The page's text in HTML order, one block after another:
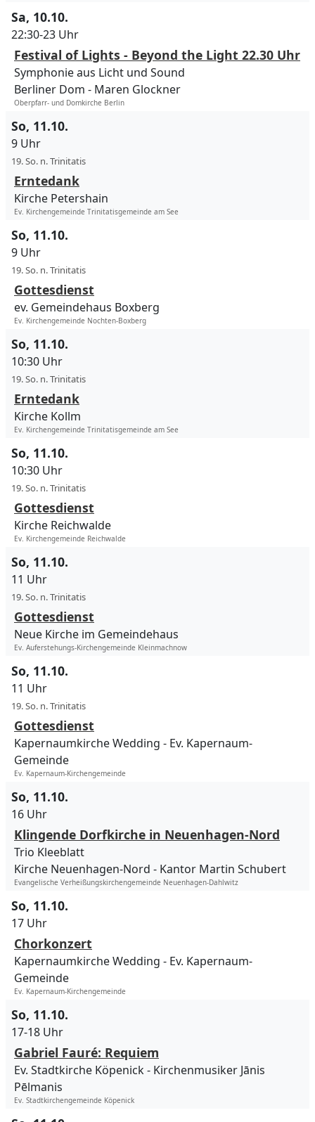
Sa, 10.10.
22:30-23 Uhr
Festival of Lights - Beyond the Light 22.30 Uhr
Symphonie aus Licht und Sound
Berliner Dom
Maren Glockner
Oberpfarr- und Domkirche Berlin
So, 11.10.
9 Uhr
19. So. n. Trinitatis
Erntedank
Kirche Petershain
Ev. Kirchengemeinde Trinitatisgemeinde am See
So, 11.10.
9 Uhr
19. So. n. Trinitatis
Gottesdienst
ev. Gemeindehaus Boxberg
Ev. Kirchengemeinde Nochten-Boxberg
So, 11.10.
10:30 Uhr
19. So. n. Trinitatis
Erntedank
Kirche Kollm
Ev. Kirchengemeinde Trinitatisgemeinde am See
So, 11.10.
10:30 Uhr
19. So. n. Trinitatis
Gottesdienst
Kirche Reichwalde
Ev. Kirchengemeinde Reichwalde
So, 11.10.
11 Uhr
19. So. n. Trinitatis
Gottesdienst
Neue Kirche im Gemeindehaus
Ev. Auferstehungs-Kirchengemeinde Kleinmachnow
So, 11.10.
11 Uhr
19. So. n. Trinitatis
Gottesdienst
Kapernaumkirche Wedding
Ev. Kapernaum-
Gemeinde
Ev. Kapernaum-Kirchengemeinde
So, 11.10.
16 Uhr
Klingende Dorfkirche in Neuenhagen-Nord
Trio Kleeblatt
Kirche Neuenhagen-Nord
Kantor Martin Schubert
Evangelische Verheißungskirchengemeinde Neuenhagen-Dahlwitz
So, 11.10.
17 Uhr
Chorkonzert
Kapernaumkirche Wedding
Ev. Kapernaum-
Gemeinde
Ev. Kapernaum-Kirchengemeinde
So, 11.10.
17-18 Uhr
Gabriel Fauré: Requiem
Ev. Stadtkirche Köpenick
Kirchenmusiker Jānis
Pēlmanis
Ev. Stadtkirchengemeinde Köpenick